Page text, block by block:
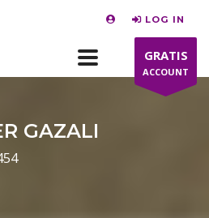
LOG IN
GRATIS
ACCOUNT
GAZALI